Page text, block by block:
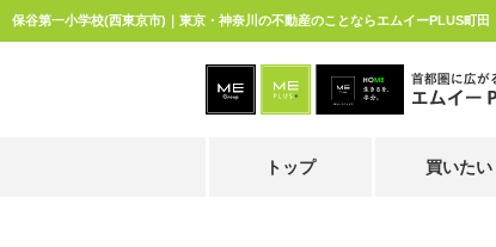
保谷第一小学校(西東京市)｜東京・神奈川の不動産のことならエムイーPLUS町田
トップ 買いたい